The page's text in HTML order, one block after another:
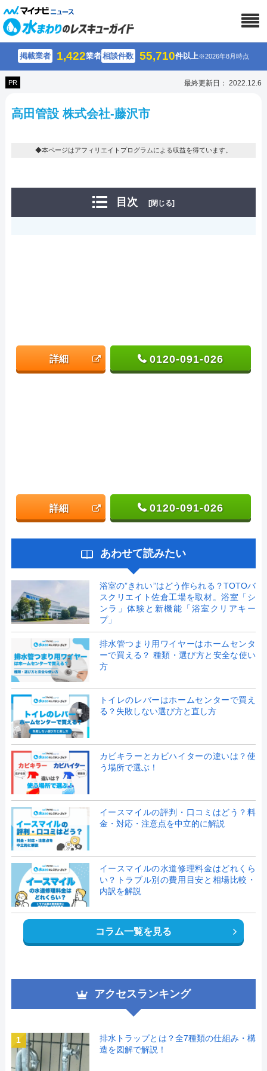
掲載業者 1,422業者相談件数 55,710件以上※2026年8月時点
PR 最終更新日： 2022.12.6
高田管設 株式会社-藤沢市
◆本ページはアフィリエイトプログラムによる収益を得ています。
目次 [閉じる]
詳細 0120-091-026
詳細 0120-091-026
あわせて読みたい
浴室の”きれい”はどう作られる？TOTOバ
スクリエイト佐倉工場を取材。浴室「シ
ンラ」体験と新機能「浴室クリアキー
プ」
排水管つまり用ワイヤーはホームセンタ
ーで買える？ 種類・選び方と安全な使い
方
トイレのレバーはホームセンターで買え
る？失敗しない選び方と直し方
カビキラーとカビハイターの違いは？使
う場所で選ぶ！
イースマイルの評判・口コミはどう？料
金・対応・注意点を中立的に解説
イースマイルの水道修理料金はどれくら
い？トラブル別の費用目安と相場比較・
内訳を解説
コラム一覧を見る
アクセスランキング
1
排水トラップとは？全7種類の仕組み・構
造を図解で解説！